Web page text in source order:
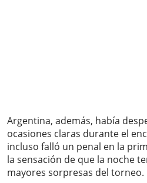
Argentina, además, había
ocasiones claras durante el
incluso falló un penal en la
la sensación de que la noche
mayores sorpresas del torneo.